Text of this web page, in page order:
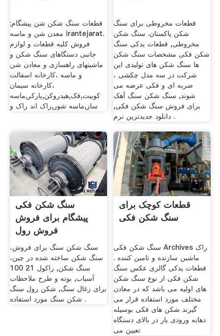
قطعات سنگ شکن شن پیشگام;
معدن شن و ماسه irantejarat.
فروش کلیه قطعات و لوازم
جانبی دستگاهای سنگ شکن و
ماشینهای راهسازی و معادن شن
و ماسه ،کارخانه اسفالت
،کارخانه سیمان
کوبیت,فک,هیدروکن,پارکر,ماسه
ساز,ماسه شور,راک اند راک و
قطعات مخروطی برای سنگ
شکن پاکستان. سنگ شکن
مخروطی, قطعات یدکی سنگ
شکن فکی مشخصات سنگ شکن
ها سنگ شکن های تولیدی این
شرکت در سه مدل چکشی ،
ضربه ای و فکی عرضه می
شوند, سنگ شکن سنگ آهک
برای فروش سنگ شکن فکی,
دانلود جدیدترین نرم .
سنگ شکن فکی
پیشگام برای فروش
فروش رول
سنگ شکن سنگ برای فروش،
سنگ شکن ساخته شده در چین،
سنگ شکن, راکول 21 100
آسیاب, بوته و طرح ملاحظات
برای زغال سنگ, شکن رول سنگ
شکن سنگ مورد استفاده .
قطعات کوچک برای
سنگ شکن فکی
سنگ شکن فکی Archives راک
ماشین سازنده و تامین کننده .
قطعات یدکی گالری عکس سنگ
شکن فکی از نوع سنگ شکن
های اولیه می باشد که در معادن
مختلف مورد استفاده قرار می
گیرند شکن های فکی بوسیله
دهانه ورودی بار در بالای دستگاه
تعیین می